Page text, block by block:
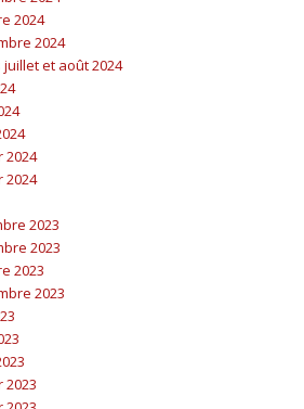
2024
2024
et août 2024
2024
2024
2023
2023
2023
2023
2023